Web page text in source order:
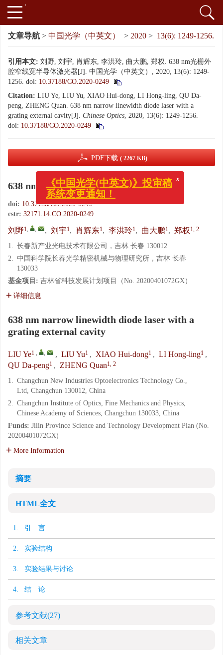
文章导航 > 中国光学（中英文） > 2020 > 13(6): 1249-1256.
引用本文: 刘野, 刘宇, 肖辉东, 李洪玲, 曲大鹏, 郑权. 638 nm光栅外
腔窄线宽半导体激光器[J]. 中国光学（中英文）, 2020, 13(6): 1249-
1256. doi: 10.37188/CO.2020-0249
Citation: LIU Ye, LIU Yu, XIAO Hui-dong, LI Hong-ling, QU Da-
peng, ZHENG Quan. 638 nm narrow linewidth diode laser with a
grating external cavity[J]. Chinese Optics, 2020, 13(6): 1249-1256.
doi: 10.37188/CO.2020-0249
PDF下载 ( 2267 KB)
638 nm光栅外腔窄线宽半导体激光器
doi: 10.37188/CO.2020-0249
cstr: 32171.14.CO.2020-0249
刘野1, , , 刘宇1, 肖辉东1, 李洪玲1, 曲大鹏1, 郑权1, 2
1. 长春新产业光电技术有限公司，吉林 长春 130012
2. 中国科学院长春光学精密机械与物理研究所，吉林 长春
130033
基金项目: 吉林省科技发展计划项目（No. 20200401072GX）
详细信息
638 nm narrow linewidth diode laser with a
grating external cavity
LIU Ye1 , , , LIU Yu1 , XIAO Hui-dong1 , LI Hong-ling1 ,
QU Da-peng1 , ZHENG Quan1, 2
1. Changchun New Industries Optoelectronics Technology Co.,
Ltd, Changchun 130012, China
2. Changchun Institute of Optics, Fine Mechanics and Physics,
Chinese Academy of Sciences, Changchun 130033, China
Funds: Jilin Province Science and Technology Development Plan (No.
20200401072GX)
More Information
摘要
HTML全文
1. 引 言
2. 实验结构
3. 实验结果与讨论
4. 结 论
参考文献(27)
相关文章
《中国光学(中英文)》投审稿
系统变更通知！